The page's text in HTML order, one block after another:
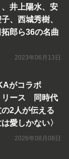
井上陽水、安
、西城秀樹、
郎ら36の名曲
2023年06月13日
がコラボ
リース 同時代
2人が伝える
愛しかない〉
2026年08月08日